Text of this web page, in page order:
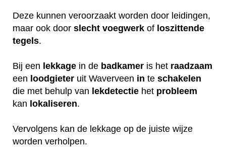
Deze kunnen veroorzaakt worden door leidingen,
maar ook door slecht voegwerk of loszittende
tegels.
Bij een lekkage in de badkamer is het raadzaam
een loodgieter uit Waverveen in te schakelen
die met behulp van lekdetectie het probleem
kan lokaliseren.
Vervolgens kan de lekkage op de juiste wijze
worden verholpen.